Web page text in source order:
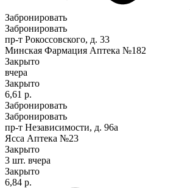
Забронировать
Забронировать
пр-т Рокоссовского, д. 33
Минская Фармация Аптека №182
Закрыто
вчера
Закрыто
6,61 р.
Забронировать
Забронировать
пр-т Независимости, д. 96а
Ясса Аптека №23
Закрыто
3 шт. вчера
Закрыто
6,84 р.